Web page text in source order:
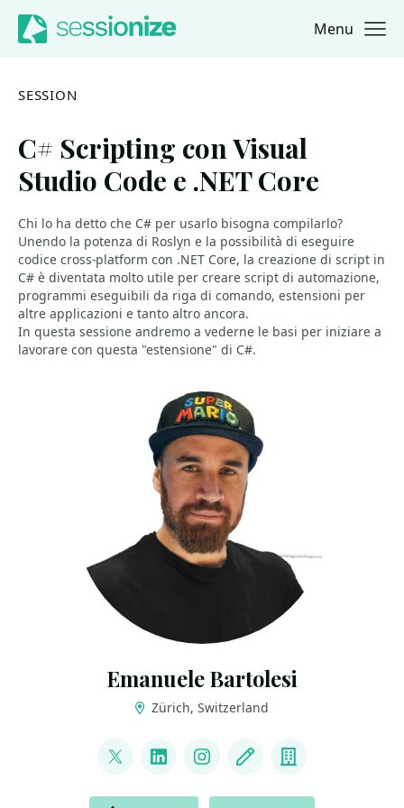
Jump to navigation
Jump to content Menu
SESSION
C# Scripting con Visual
Studio Code e .NET Core
Chi lo ha detto che C# per usarlo bisogna compilarlo?
Unendo la potenza di Roslyn e la possibilità di eseguire
codice cross-platform con .NET Core, la creazione di script in
C# è diventata molto utile per creare script di automazione,
programmi eseguibili da riga di comando, estensioni per
altre applicazioni e tanto altro ancora.
In questa sessione andremo a vederne le basi per iniziare a
lavorare con questa "estensione" di C#.
Emanuele Bartolesi
Zürich, Switzerland
@kasuken
LinkedInInstagram
Blog Company